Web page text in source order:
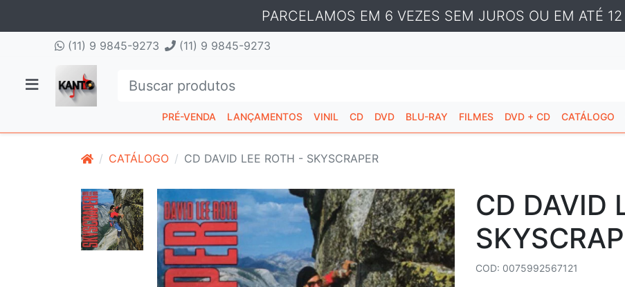
PARCELAMOS EM 6 VEZES SEM JUROS OU EM ATÉ 12
(11) 9 9845-9273 (11) 9 9845-9273
PRÉ-VENDA LANÇAMENTOS VINIL CD DVD BLU-RAY FILMES DVD + CD CATÁLOGO
CATÁLOGO CD DAVID LEE ROTH - SKYSCRAPER
CD DAVID
COD: 0075992567121